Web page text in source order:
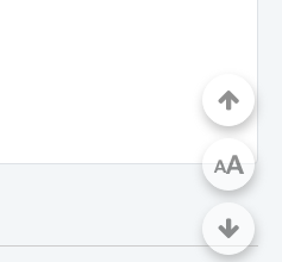
AA